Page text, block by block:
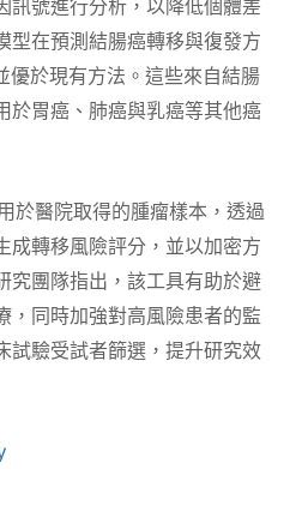
訊號進行分析，以降低個體差
型在預測結腸癌轉移與復發方
優於現有方法。這些來自結腸
於胃癌、肺癌與乳癌等其他癌
於醫院取得的腫瘤樣本，透過
成轉移風險評分，並以加密方
究團隊指出，該工具有助於避
，同時加強對高風險患者的監
試驗受試者篩選，提升研究效